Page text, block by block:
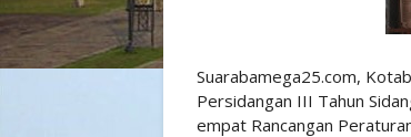
Suarabamega25.com,
Persidangan III Tahun
empat Rancangan